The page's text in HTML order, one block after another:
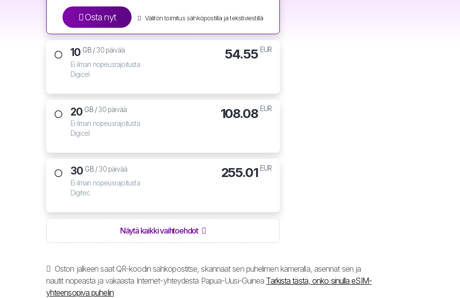
Osta nyt Välitön toimitus sähköpostilla ja tekstiviestillä
10 GB /30 päivää
Ei ilman nopeusrajoitusta
Digicel
54.55 EUR
20 GB /30 päivää
Ei ilman nopeusrajoitusta
Digicel
108.08 EUR
30 GB /30 päivää
Ei ilman nopeusrajoitusta
Digitec
255.01 EUR
Näytä kaikki vaihtoehdot
Oston jälkeen saat QR-koodin sähköpostitse, skannaat sen puhelimen kameralla, asennat sen ja
nautit nopeasta ja vakaasta Internet-yhteydestä Papua-Uusi-Guinea Tarkista tästä, onko sinulla eSIM-
yhteensopiva puhelin